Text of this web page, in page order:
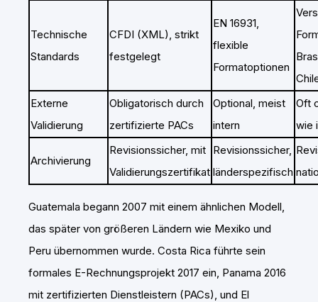
Technische
Standards
CFDI (XML), strikt
festgelegt
EN 16931,
flexible
Formatoptionen
Externe
Validierung
Obligatorisch durch
zertifizierte PACs
Optional, meist
intern
Oft
wie
Archivierung
Revisionssicher, mit
Validierungszertifikat
Revisionssicher,
länderspezifisch
Guatemala begann 2007 mit einem ähnlichen Modell,
das später von größeren Ländern wie Mexiko und
Peru übernommen wurde. Costa Rica führte sein
formales E-Rechnungsprojekt 2017 ein, Panama 2016
mit zertifizierten Dienstleistern (PACs), und El